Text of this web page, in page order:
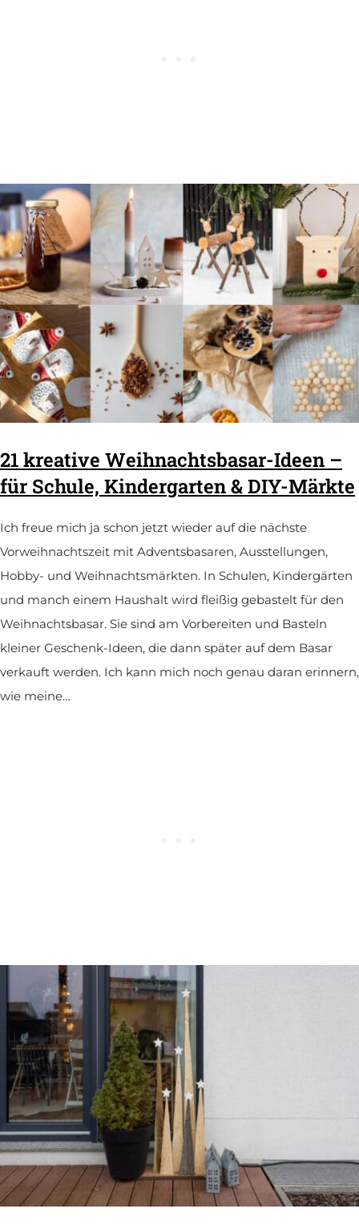
21 kreative Weihnachtsbasar-Ideen –
für Schule, Kindergarten & DIY-Märkte
Ich freue mich ja schon jetzt wieder auf die nächste
Vorweihnachtszeit mit Adventsbasaren, Ausstellungen,
Hobby- und Weihnachtsmärkten. In Schulen, Kindergärten
und manch einem Haushalt wird fleißig gebastelt für den
Weihnachtsbasar. Sie sind am Vorbereiten und Basteln
kleiner Geschenk-Ideen, die dann später auf dem Basar
verkauft werden. Ich kann mich noch genau daran erinnern,
wie meine…